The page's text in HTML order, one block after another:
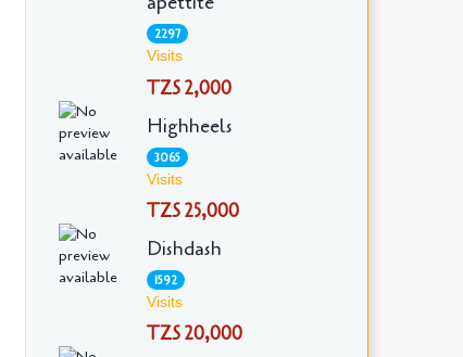
2297
Visits
TZS 2,000
Highheels
3065
Visits
TZS 25,000
Dishdash
1592
Visits
TZS 20,000